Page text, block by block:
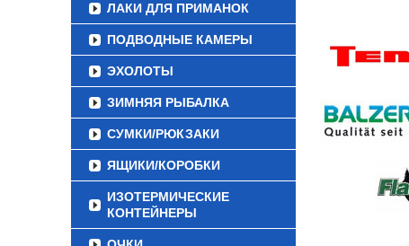
ЛАКИ ДЛЯ ПРИМАНОК
ПОДВОДНЫЕ КАМЕРЫ
ЭХОЛОТЫ
ЗИМНЯЯ РЫБАЛКА
СУМКИ/РЮКЗАКИ
ЯЩИКИ/КОРОБКИ
ИЗОТЕРМИЧЕСКИЕ
КОНТЕЙНЕРЫ